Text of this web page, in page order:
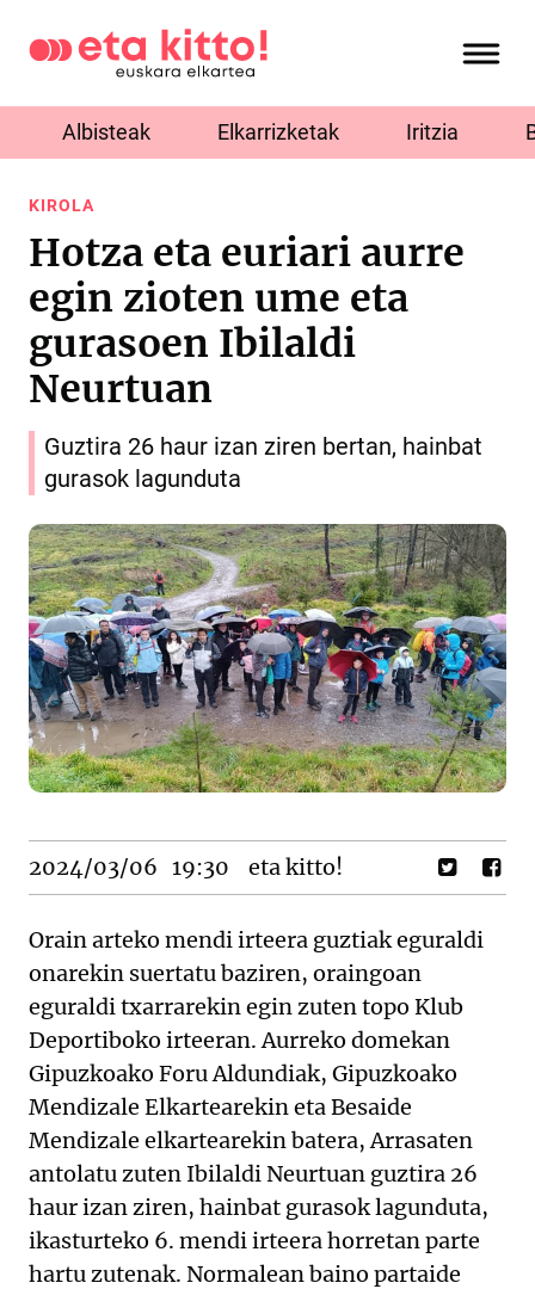
Albisteak Elkarrizketak Iritzia
KIROLA
Hotza eta euriari aurre
egin zioten ume eta
gurasoen Ibilaldi
Neurtuan
Guztira 26 haur izan ziren bertan, hainbat
gurasok lagunduta
2024/03/06 19:30 eta kitto!
Orain arteko mendi irteera guztiak eguraldi
onarekin suertatu baziren, oraingoan
eguraldi txarrarekin egin zuten topo Klub
Deportiboko irteeran. Aurreko domekan
Gipuzkoako Foru Aldundiak, Gipuzkoako
Mendizale Elkartearekin eta Besaide
Mendizale elkartearekin batera, Arrasaten
antolatu zuten Ibilaldi Neurtuan guztira 26
haur izan ziren, hainbat gurasok lagunduta,
ikasturteko 6. mendi irteera horretan parte
hartu zutenak. Normalean baino partaide